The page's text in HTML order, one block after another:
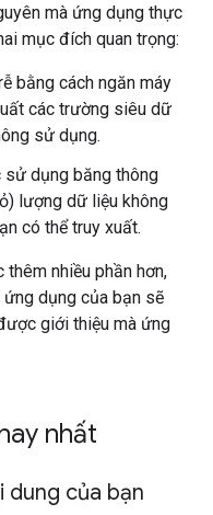
mà ứng dụng thực
mục đích quan trọng:
bằng cách ngăn máy
các trường siêu dữ
sử dụng.
sử dụng băng thông
lượng dữ liệu không
có thể truy xuất.
nhiều phần hơn,
dụng của bạn sẽ
giới thiệu mà ứng
nhất
dung của bạn